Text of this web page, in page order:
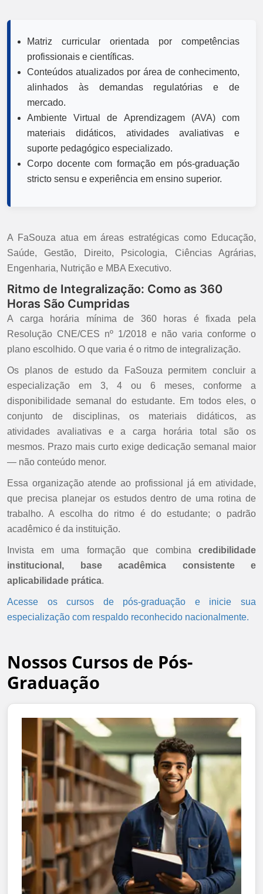
Matriz curricular orientada por competências
profissionais e científicas.
Conteúdos atualizados por área de conhecimento,
alinhados às demandas regulatórias e de
mercado.
Ambiente Virtual de Aprendizagem (AVA) com
materiais didáticos, atividades avaliativas e
suporte pedagógico especializado.
Corpo docente com formação em pós-graduação
stricto sensu e experiência em ensino superior.
A FaSouza atua em áreas estratégicas como Educação,
Saúde, Gestão, Direito, Psicologia, Ciências Agrárias,
Engenharia, Nutrição e MBA Executivo.
Ritmo de Integralização: Como as 360
Horas São Cumpridas
A carga horária mínima de 360 horas é fixada pela
Resolução CNE/CES nº 1/2018 e não varia conforme o
plano escolhido. O que varia é o ritmo de integralização.
Os planos de estudo da FaSouza permitem concluir a
especialização em 3, 4 ou 6 meses, conforme a
disponibilidade semanal do estudante. Em todos eles, o
conjunto de disciplinas, os materiais didáticos, as
atividades avaliativas e a carga horária total são os
mesmos. Prazo mais curto exige dedicação semanal maior
— não conteúdo menor.
Essa organização atende ao profissional já em atividade,
que precisa planejar os estudos dentro de uma rotina de
trabalho. A escolha do ritmo é do estudante; o padrão
acadêmico é da instituição.
Invista em uma formação que combina credibilidade
institucional, base acadêmica consistente e
aplicabilidade prática.
Acesse os cursos de pós-graduação e inicie sua
especialização com respaldo reconhecido nacionalmente.
Nossos Cursos de Pós-
Graduação